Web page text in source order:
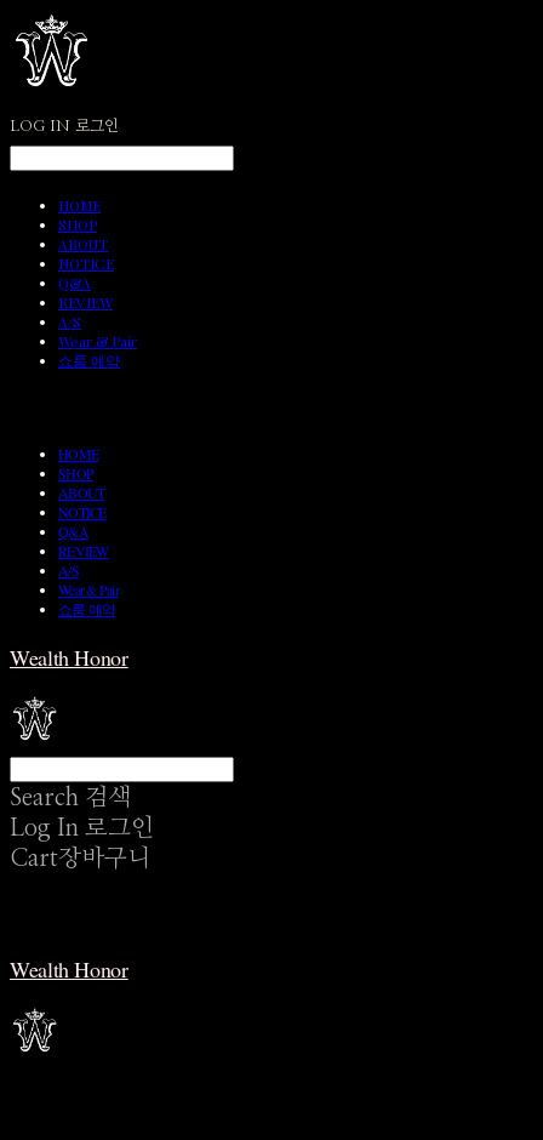
LOG IN 로그인
HOME
SHOP
ABOUT
NOTICE
Q&A
REVIEW
A/S
Wear & Pair
쇼룸 예약
HOME
SHOP
ABOUT
NOTICE
Q&A
REVIEW
A/S
Wear & Pair
쇼룸 예약
Wealth Honor
Search 검색
Log In 로그인
Cart장바구니
Wealth Honor